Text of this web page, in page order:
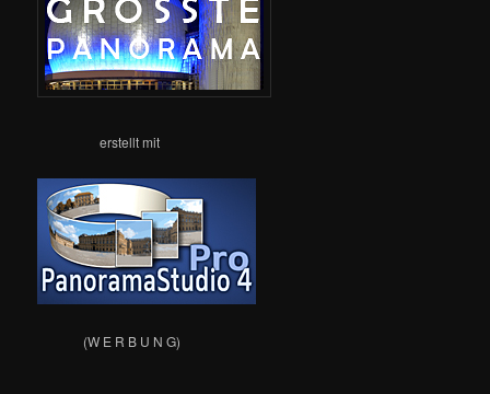
erstellt mit
(W E R B U N G)